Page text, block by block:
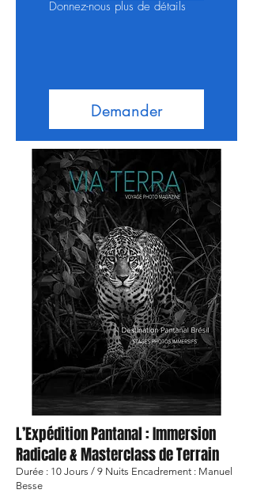
Donnez-nous plus de détails
Demander
L’Expédition Pantanal : Immersion
Radicale & Masterclass de Terrain
Durée : 10 Jours / 9 Nuits Encadrement : Manuel
Besse